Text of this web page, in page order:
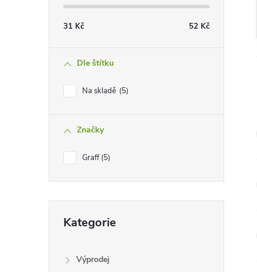
p
31 Kč 52 Kč
Dle štítku
Na skladě 5
Značky
Graff 5
kategorie
Kategorie
Výprodej